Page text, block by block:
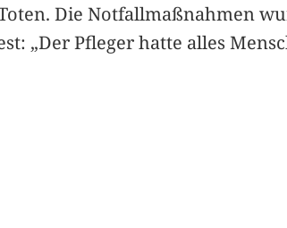
Die Notfallmaßnahmen
„Der Pfleger hatte alles